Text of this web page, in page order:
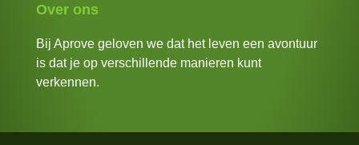
Over ons
Bij Aprove geloven we dat het leven een avontuur
is dat je op verschillende manieren kunt
verkennen.